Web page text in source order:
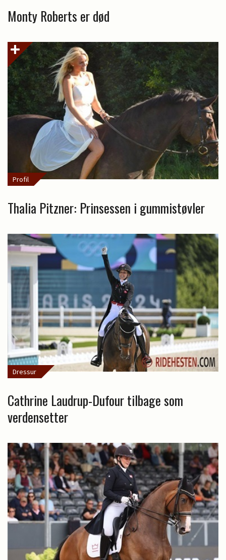
Monty Roberts er død
Profil
Thalia Pitzner: Prinsessen i gummistøvler
Dressur
Cathrine Laudrup-Dufour tilbage som
verdensetter